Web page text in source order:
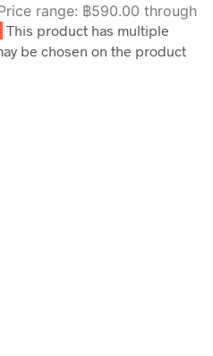
range: ฿590.00 through
This product has multiple
be chosen on the product